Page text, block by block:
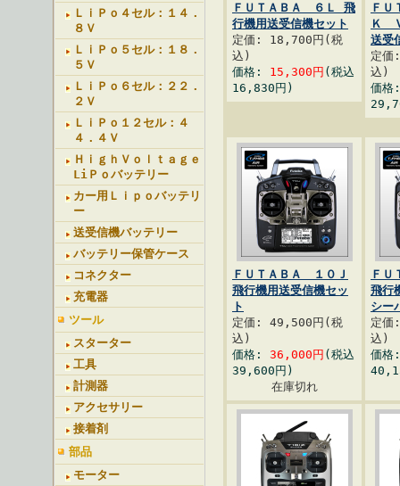
ＬｉＰｏ４セル：１４．
８Ｖ
ＬｉＰｏ５セル：１８．
５Ｖ
ＬｉＰｏ６セル：２２．
２Ｖ
ＬｉＰｏ１２セル：４
４．４Ｖ
ＨｉｇｈＶｏｌｔａｇｅ
LiＰｏバッテリー
カー用Ｌｉｐｏバッテリ
ー
送受信機バッテリー
バッテリー保管ケース
コネクター
充電器
ツール
スターター
工具
計測器
アクセサリー
接着剤
部品
モーター
ＦＵＴＡＢＡ ６Ｌ 飛
行機用送受信機セット
定価: 18,700円(税
込)
価格: 15,300円 (税込
16,830円)
Ｆ
Ｋ
送受
定
込)
価
ＦＵＴＡＢＡ １０Ｊ
飛行機用送受信機セッ
ト
定価: 49,500円(税
込)
価格: 36,000円 (税込
39,600円)
在庫切れ
Ｆ
飛行
シー
定
込)
価